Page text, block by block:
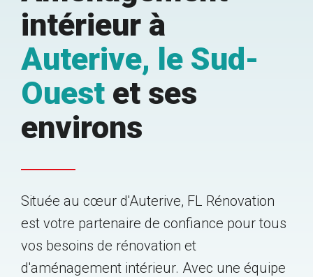
intérieur à
Auterive, le Sud-
Ouest et ses
environs
Située au cœur d'Auterive, FL Rénovation
est votre partenaire de confiance pour tous
vos besoins de rénovation et
d'aménagement intérieur. Avec une équipe